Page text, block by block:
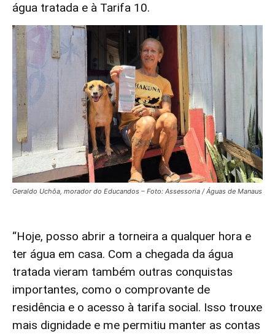
água tratada e à Tarifa 10.
Geraldo Uchôa, morador do Educandos – Foto: Assessoria / Águas de Manaus
“Hoje, posso abrir a torneira a qualquer hora e
ter água em casa. Com a chegada da água
tratada vieram também outras conquistas
importantes, como o comprovante de
residência e o acesso à tarifa social. Isso trouxe
mais dignidade e me permitiu manter as contas